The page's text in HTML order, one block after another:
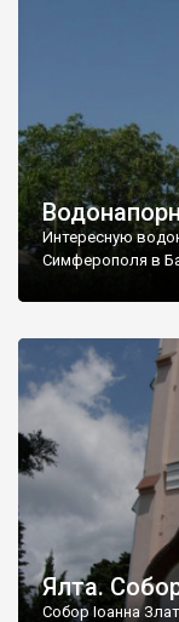
Интересную
Симферополя в
Ялта.
Собор Іоанна